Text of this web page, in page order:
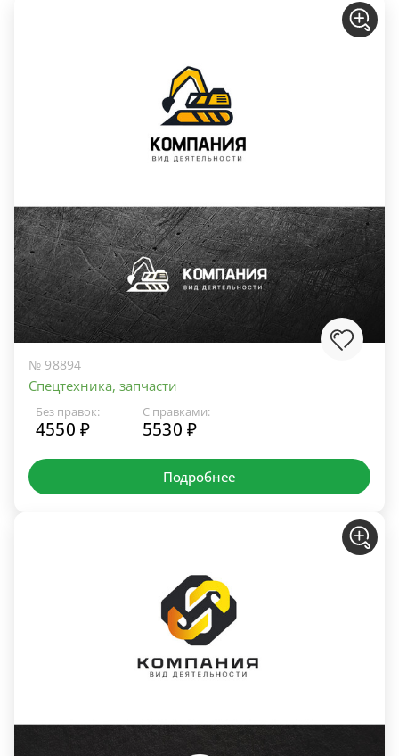
№ 98894
Спецтехника, запчасти
Без правок:
4550 ₽
С правками:
5530 ₽
Подробнее